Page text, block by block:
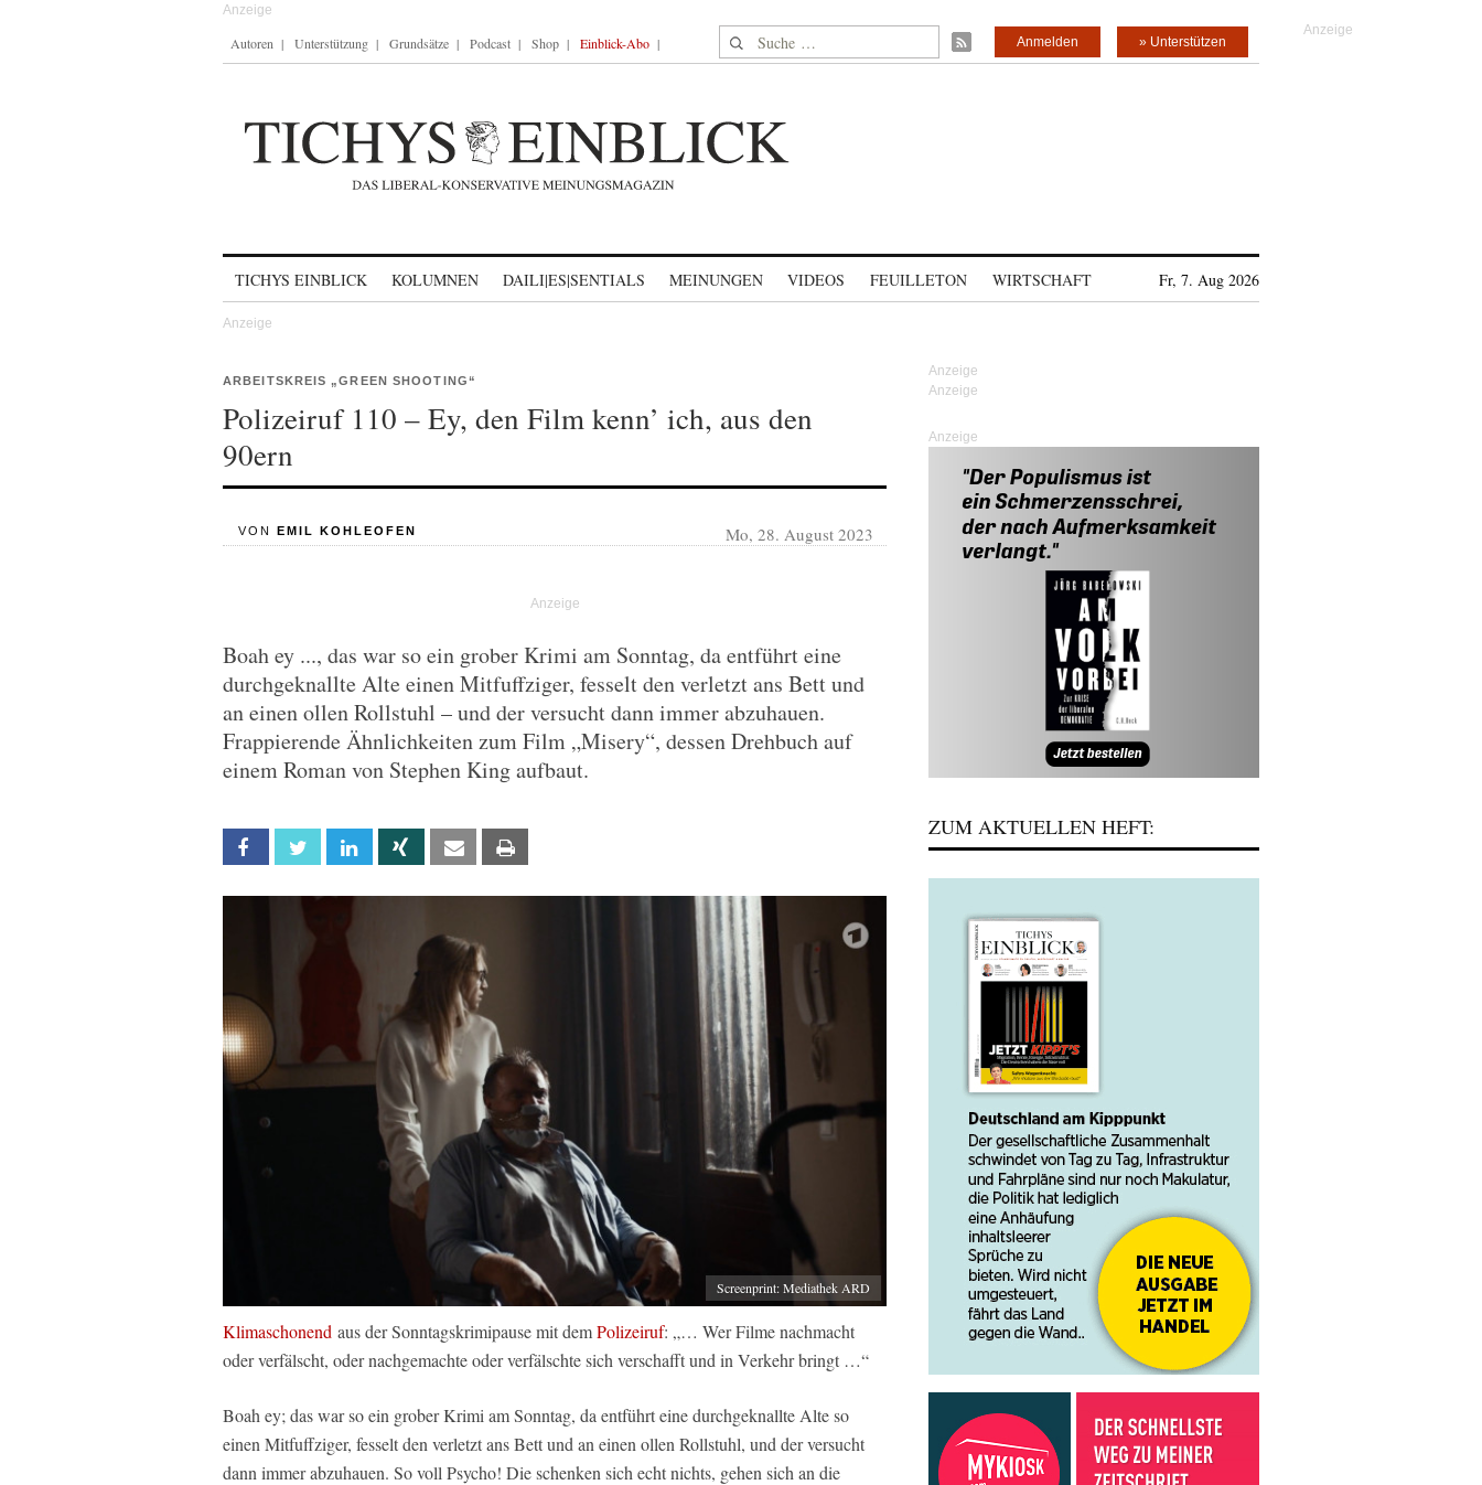
Autoren Unterstützung Grundsätze Podcast Shop Einblick-Abo Suche nach: » Unterstützen
Anmelden
TICHYS EINBLICK KOLUMNEN DAILI|ES|SENTIALS MEINUNGEN VIDEOS FEUILLETON WIRTSCHAFT Fr, 7. Aug 2026
ARBEITSKREIS „GREEN SHOOTING“
Polizeiruf 110 – Ey, den Film kenn’ ich, aus den
90ern
VON EMIL KOHLEOFEN Mo, 28. August 2023
Boah ey ..., das war so ein grober Krimi am Sonntag, da entführt eine
durchgeknallte Alte einen Mitfuffziger, fesselt den verletzt ans Bett und
an einen ollen Rollstuhl – und der versucht dann immer abzuhauen.
Frappierende Ähnlichkeiten zum Film „Misery“, dessen Drehbuch auf
einem Roman von Stephen King aufbaut.
Facebook Twitter Linkedin Xing Email
Screenprint: Mediathek ARD
Klimaschonend aus der Sonntagskrimipause mit demPolizeiruf: „… Wer Filme nachmacht
oder verfälscht, oder nachgemachte oder verfälschte sich verschafft und in Verkehr bringt …“
Boah ey; das war so ein grober Krimi am Sonntag, da entführt eine durchgeknallte Alte so
einen Mitfuffziger, fesselt den verletzt ans Bett und an einen ollen Rollstuhl, und der versucht
dann immer abzuhauen. So voll Psycho! Die schenken sich echt nichts, gehen sich an die
Anzeige
ZUM AKTUELLEN HEFT: